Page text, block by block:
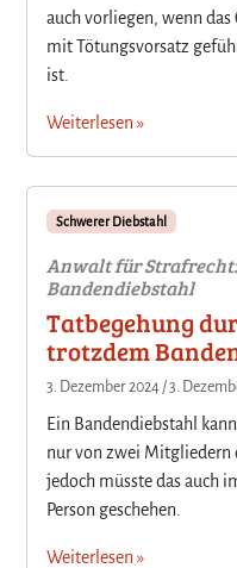
auch vorliegen, wenn
mit Tötungsvorsatz
ist.
Weiterlesen »
Schwerer Diebstahl
Anwalt für
Bandendiebstahl
Tatbegehung
trotzdem
3. Dezember 2024 /3.
Ein Bandendiebstahl
nur von zwei Mitgliedern
jedoch müsste das auch
Person geschehen.
Weiterlesen »